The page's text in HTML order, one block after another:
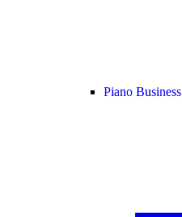
Piano Business